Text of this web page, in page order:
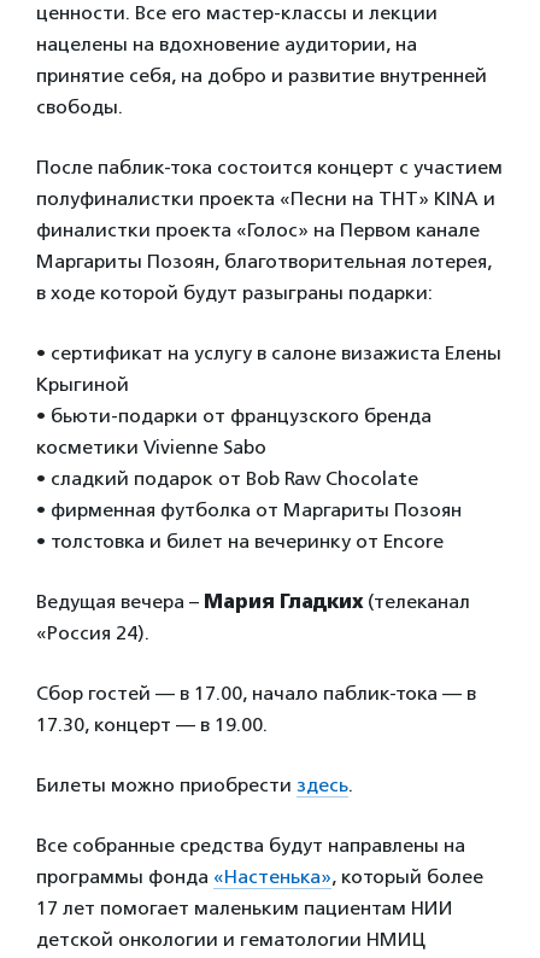
ценности. Все его мастер-классы и лекции
нацелены на вдохновение аудитории, на
принятие себя, на добро и развитие внутренней
свободы.
После паблик-тока состоится концерт с участием
полуфиналистки проекта «Песни на ТНТ» KINA и
финалистки проекта «Голос» на Первом канале
Маргариты Позоян, благотворительная лотерея,
в ходе которой будут разыграны подарки:
• сертификат на услугу в салоне визажиста Елены
Крыгиной
• бьюти-подарки от французского бренда
косметики Vivienne Sabo
• сладкий подарок от Bob Raw Chocolate
• фирменная футболка от Маргариты Позоян
• толстовка и билет на вечеринку от Encore
Ведущая вечера – Мария Гладких(телеканал
«Россия 24).
Сбор гостей — в 17.00, начало паблик-тока — в
17.30, концерт — в 19.00.
Билеты можно приобрести здесь.
Все собранные средства будут направлены на
программы фонда «Настенька», который более
17 лет помогает маленьким пациентам НИИ
детской онкологии и гематологии НМИЦ